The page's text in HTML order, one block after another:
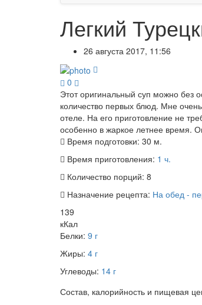
Легкий
26 августа 2017, 11:56
0
Этот оригинальный суп можно без
количество первых блюд. Мне
отеле. На его приготовление не
особенно в жаркое летнее время.
Время подготовки: 30 м.
Время приготовления: 1 ч.
Количество порций: 8
Назначение рецепта: На обед -
139
кКал
Белки: 9 г
Жиры: 4 г
Углеводы: 14 г
Состав, калорийность и пищевая